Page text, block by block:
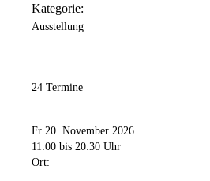
Kategorie:
Ausstellung
24 Termine
Fr 20. November 2026
11:00 bis 20:30 Uhr
Ort: